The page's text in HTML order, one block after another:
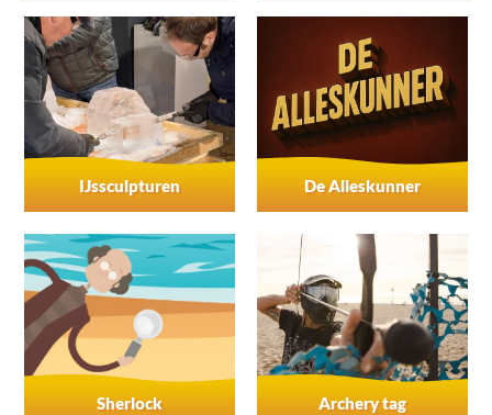
IJssculpturen De Alleskunner
Sherlock Archery tag